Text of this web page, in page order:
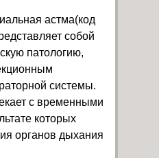
астма(код
собой
патологию,
системы.
с временными
которых
органов дыхания